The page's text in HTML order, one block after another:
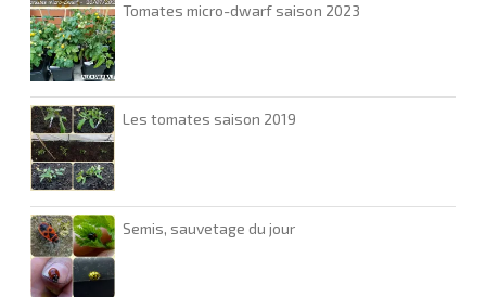
Tomates micro-dwarf saison 2023
Les tomates saison 2019
Semis, sauvetage du jour